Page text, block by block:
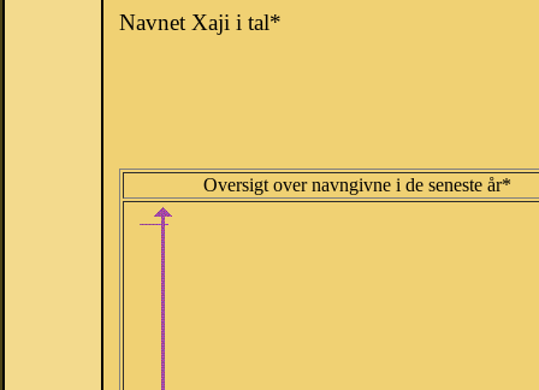
Navnet Xaji i tal*
Oversigt over navngivne i de seneste år*